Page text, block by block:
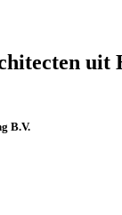
uit
B.V.